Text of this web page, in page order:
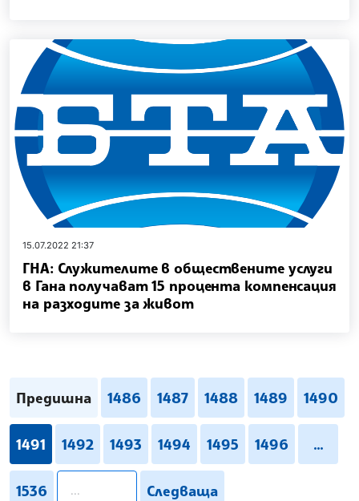
15.07.2022 21:37
ГНА: Служителите в обществените услуги
в Гана получават 15 процента компенсация
на разходите за живот
Предишна 1486 1487 1488 1489 1490
1491 1492 1493 1494 1495 1496 ...
1536 Следваща